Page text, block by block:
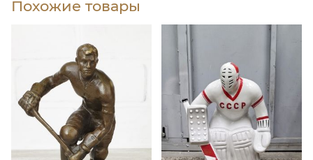
Похожие товары